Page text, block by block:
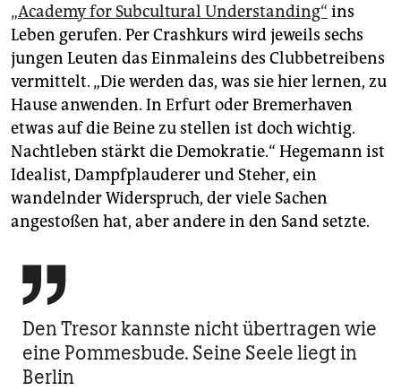
„Academy for Subcultural Understanding“ ins
Leben gerufen. Per Crashkurs wird jeweils sechs
jungen Leuten das Einmaleins des Clubbetreibens
vermittelt. „Die werden das, was sie hier lernen, zu
Hause anwenden. In Erfurt oder Bremerhaven
etwas auf die Beine zu stellen ist doch wichtig.
Nachtleben stärkt die Demokratie.“ Hegemann ist
Idealist, Dampfplauderer und Steher, ein
wandelnder Widerspruch, der viele Sachen
angestoßen hat, aber andere in den Sand setzte.

Den Tresor kannste nicht übertragen wie
eine Pommesbude. Seine Seele liegt in
Berlin